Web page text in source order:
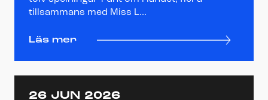
tillsammans med Miss L...
Läs mer
26 JUN 2026